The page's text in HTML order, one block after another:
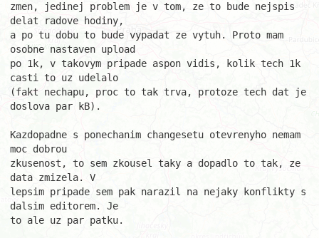
zmen, jedinej problem je v tom, ze to bude nejspis
delat radove hodiny,
a po tu dobu to bude vypadat ze vytuh. Proto mam
osobne nastaven upload
po 1k, v takovym pripade aspon vidis, kolik tech 1k
casti to uz udelalo
(fakt nechapu, proc to tak trva, protoze tech dat je
doslova par kB).
Kazdopadne s ponechanim changesetu otevrenyho nemam
moc dobrou
zkusenost, to sem zkousel taky a dopadlo to tak, ze
data zmizela. V
lepsim pripade sem pak narazil na nejaky konflikty s
dalsim editorem. Je
to ale uz par patku.